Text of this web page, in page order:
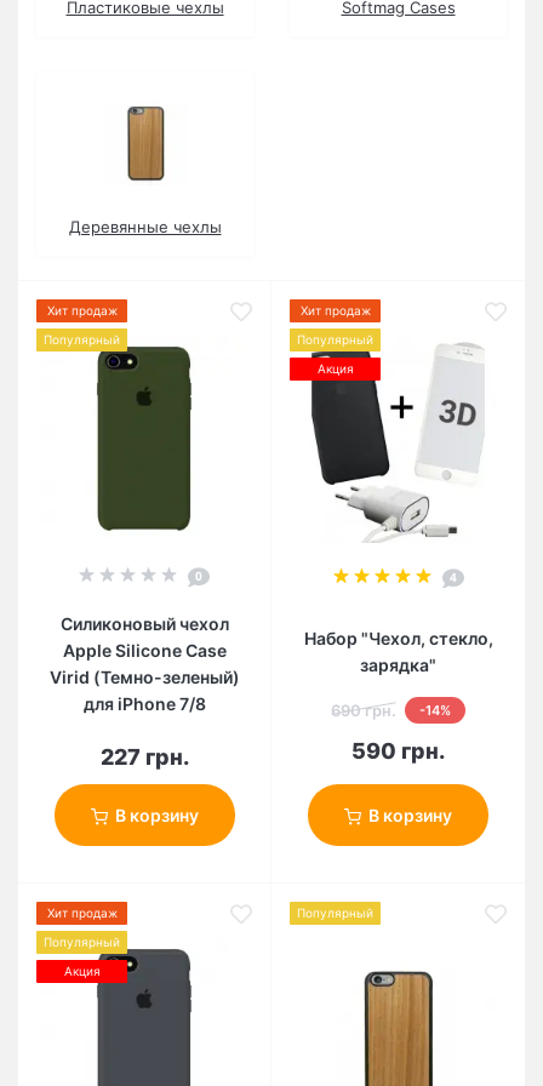
Пластиковые чехлы Softmag Cases
Деревянные чехлы
Хит продаж
Популярный
0
Силиконовый чехол
Apple Silicone Case
Virid (Темно-зеленый)
для iPhone 7/8
227 грн.
В корзину
Хит продаж
Популярный
Акция
4
Набор "Чехол, стекло,
зарядка"
690 грн. -14%
590 грн.
В корзину
Хит продаж
Популярный
Акция
Популярный